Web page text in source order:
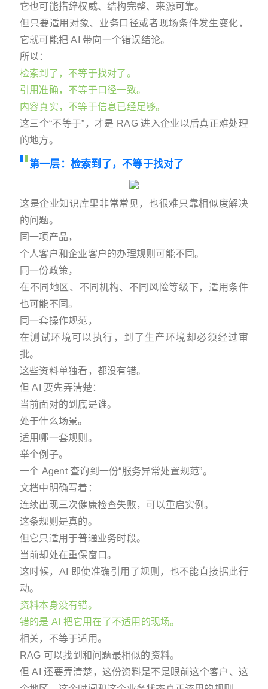
它也可能措辞权威、结构完整、来源可靠。
但只要适用对象、业务口径或者现场条件发生变化，
它就可能把 AI 带向一个错误结论。
所以：
检索到了，不等于找对了。
引用准确，不等于口径一致。
内容真实，不等于信息已经足够。
这三个“不等于”，才是 RAG 进入企业以后真正难处理
的地方。
第一层：检索到了，不等于找对了
这是企业知识库里非常常见，也很难只靠相似度解决
的问题。
同一项产品，
个人客户和企业客户的办理规则可能不同。
同一份政策，
在不同地区、不同机构、不同风险等级下，适用条件
也可能不同。
同一套操作规范，
在测试环境可以执行，到了生产环境却必须经过审
批。
这些资料单独看，都没有错。
但 AI 要先弄清楚：
当前面对的到底是谁。
处于什么场景。
适用哪一套规则。
举个例子。
一个 Agent 查询到一份“服务异常处置规范”。
文档中明确写着：
连续出现三次健康检查失败，可以重启实例。
这条规则是真的。
但它只适用于普通业务时段。
当前却处在重保窗口。
这时候，AI 即使准确引用了规则，也不能直接据此行
动。
资料本身没有错。
错的是 AI 把它用在了不适用的现场。
相关，不等于适用。
RAG 可以找到和问题最相似的资料。
但 AI 还要弄清楚，这份资料是不是眼前这个客户、这